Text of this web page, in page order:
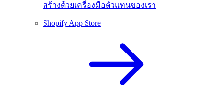
สร้างด้วยเครื่องมือตัวแทนของเรา
Shopify App Store